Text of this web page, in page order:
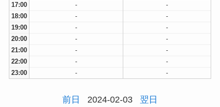
17:00
-
-
18:00
-
-
19:00
-
-
20:00
-
-
21:00
-
-
22:00
-
-
23:00
- -
前日 2024-02-03 翌日